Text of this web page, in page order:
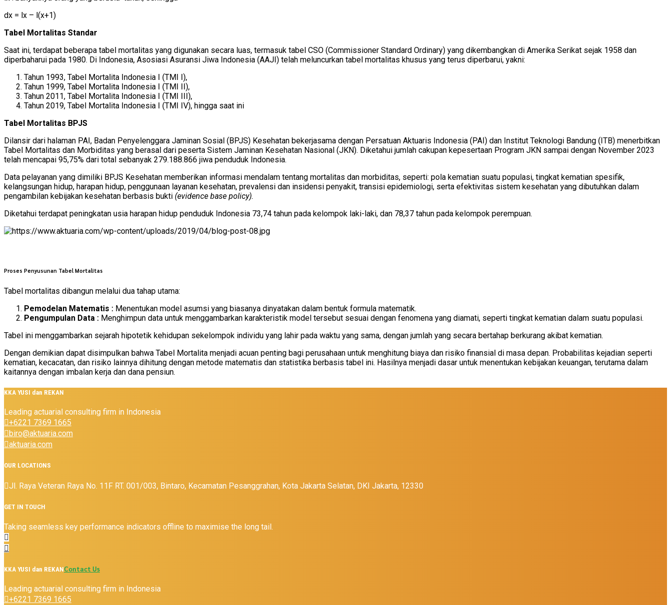
dx = lx – l(x+1)
Tabel Mortalitas Standar
Saat ini, terdapat beberapa tabel mortalitas yang digunakan secara luas, termasuk tabel CSO (Commissioner Standard Ordinary) yang dikembangkan di Amerika Serikat sejak 1958 dan
diperbaharui pada 1980. Di Indonesia, Asosiasi Asuransi Jiwa Indonesia (AAJI) telah meluncurkan tabel mortalitas khusus yang terus diperbarui, yakni:
Tahun 1993, Tabel Mortalita Indonesia I (TMI I),
Tahun 1999, Tabel Mortalita Indonesia I (TMI II),
Tahun 2011, Tabel Mortalita Indonesia I (TMI III),
Tahun 2019, Tabel Mortalita Indonesia I (TMI IV), hingga saat ini
Tabel Mortalitas BPJS
Dilansir dari halaman PAI, Badan Penyelenggara Jaminan Sosial (BPJS) Kesehatan bekerjasama dengan Persatuan Aktuaris Indonesia (PAI) dan Institut Teknologi Bandung (ITB) menerbitkan
Tabel Mortalitas dan Morbiditas yang berasal dari peserta Sistem Jaminan Kesehatan Nasional (JKN). Diketahui jumlah cakupan kepesertaan Program JKN sampai dengan November 2023
telah mencapai 95,75% dari total sebanyak 279.188.866 jiwa penduduk Indonesia.
Data pelayanan yang dimiliki BPJS Kesehatan memberikan informasi mendalam tentang mortalitas dan morbiditas, seperti: pola kematian suatu populasi, tingkat kematian spesifik,
kelangsungan hidup, harapan hidup, penggunaan layanan kesehatan, prevalensi dan insidensi penyakit, transisi epidemiologi, serta efektivitas sistem kesehatan yang dibutuhkan dalam
pengambilan kebijakan kesehatan berbasis bukti (evidence base policy).
Diketahui terdapat peningkatan usia harapan hidup penduduk Indonesia 73,74 tahun pada kelompok laki-laki, dan 78,37 tahun pada kelompok perempuan.
Proses Penyusunan Tabel Mortalitas
Tabel mortalitas dibangun melalui dua tahap utama:
Pemodelan Matematis : Menentukan model asumsi yang biasanya dinyatakan dalam bentuk formula matematik.
Pengumpulan Data : Menghimpun data untuk menggambarkan karakteristik model tersebut sesuai dengan fenomena yang diamati, seperti tingkat kematian dalam suatu populasi.
Tabel ini menggambarkan sejarah hipotetik kehidupan sekelompok individu yang lahir pada waktu yang sama, dengan jumlah yang secara bertahap berkurang akibat kematian.
Dengan demikian dapat disimpulkan bahwa Tabel Mortalita menjadi acuan penting bagi perusahaan untuk menghitung biaya dan risiko finansial di masa depan. Probabilitas kejadian seperti
kematian, kecacatan, dan risiko lainnya dihitung dengan metode matematis dan statistika berbasis tabel ini. Hasilnya menjadi dasar untuk menentukan kebijakan keuangan, terutama dalam
kaitannya dengan imbalan kerja dan dana pensiun.
KKA YUSI dan REKAN
Leading actuarial consulting firm in Indonesia
+6221 7369 1665
biro@aktuaria.com
aktuaria.com
OUR LOCATIONS
Jl. Raya Veteran Raya No. 11F RT. 001/003, Bintaro, Kecamatan Pesanggrahan, Kota Jakarta Selatan, DKI Jakarta, 12330
GET IN TOUCH
Taking seamless key performance indicators offline to maximise the long tail.
KKA YUSI dan REKANContact Us
Leading actuarial consulting firm in Indonesia
+6221 7369 1665